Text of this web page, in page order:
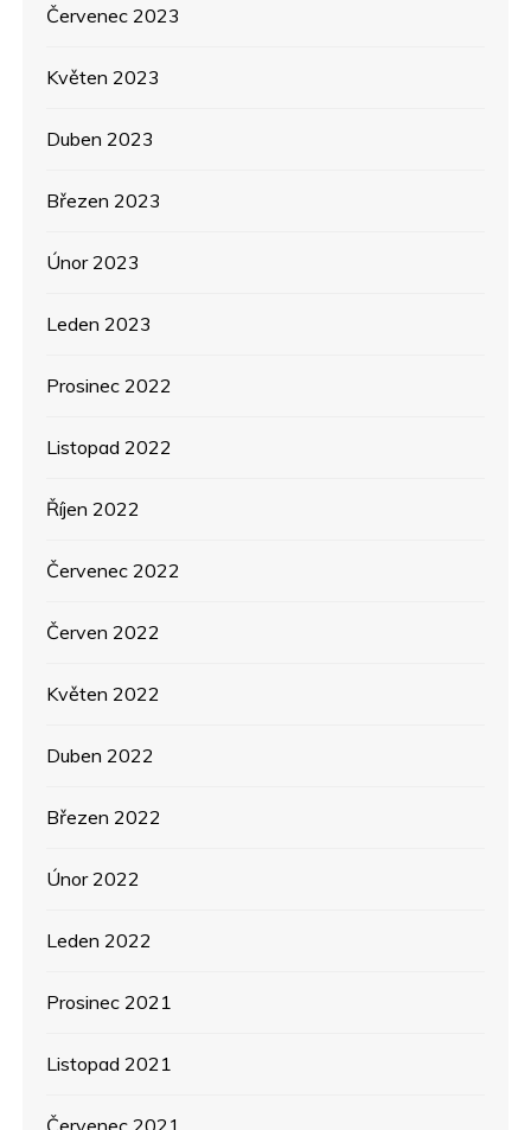
Červenec 2023
Květen 2023
Duben 2023
Březen 2023
Únor 2023
Leden 2023
Prosinec 2022
Listopad 2022
Říjen 2022
Červenec 2022
Červen 2022
Květen 2022
Duben 2022
Březen 2022
Únor 2022
Leden 2022
Prosinec 2021
Listopad 2021